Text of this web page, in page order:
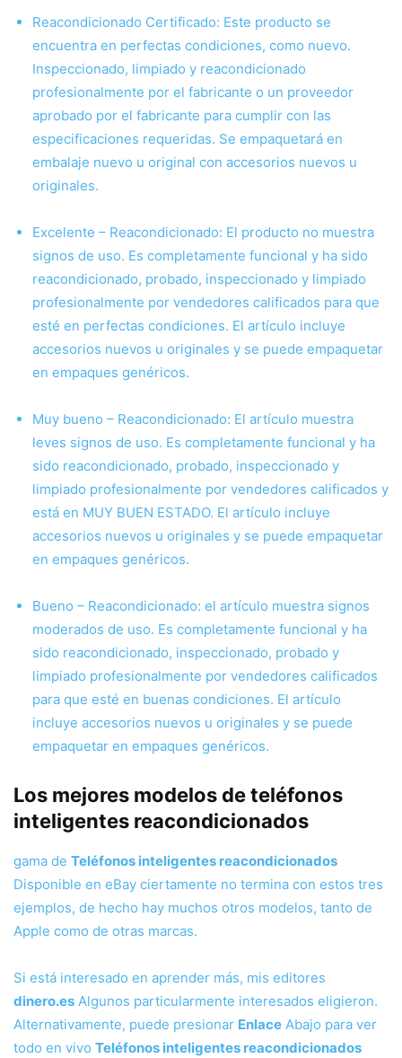
Reacondicionado Certificado: Este producto se
encuentra en perfectas condiciones, como nuevo.
Inspeccionado, limpiado y reacondicionado
profesionalmente por el fabricante o un proveedor
aprobado por el fabricante para cumplir con las
especificaciones requeridas. Se empaquetará en
embalaje nuevo u original con accesorios nuevos u
originales.
Excelente – Reacondicionado: El producto no muestra
signos de uso. Es completamente funcional y ha sido
reacondicionado, probado, inspeccionado y limpiado
profesionalmente por vendedores calificados para que
esté en perfectas condiciones. El artículo incluye
accesorios nuevos u originales y se puede empaquetar
en empaques genéricos.
Muy bueno – Reacondicionado: El artículo muestra
leves signos de uso. Es completamente funcional y ha
sido reacondicionado, probado, inspeccionado y
limpiado profesionalmente por vendedores calificados y
está en MUY BUEN ESTADO. El artículo incluye
accesorios nuevos u originales y se puede empaquetar
en empaques genéricos.
Bueno – Reacondicionado: el artículo muestra signos
moderados de uso. Es completamente funcional y ha
sido reacondicionado, inspeccionado, probado y
limpiado profesionalmente por vendedores calificados
para que esté en buenas condiciones. El artículo
incluye accesorios nuevos u originales y se puede
empaquetar en empaques genéricos.
Los mejores modelos de teléfonos
inteligentes reacondicionados
gama de Teléfonos inteligentes reacondicionados
Disponible en eBay ciertamente no termina con estos tres
ejemplos, de hecho hay muchos otros modelos, tanto de
Apple como de otras marcas.
Si está interesado en aprender más, mis editores
dinero.es Algunos particularmente interesados ​​eligieron.
Alternativamente, puede presionar Enlace Abajo para ver
todo en vivo Teléfonos inteligentes reacondicionados